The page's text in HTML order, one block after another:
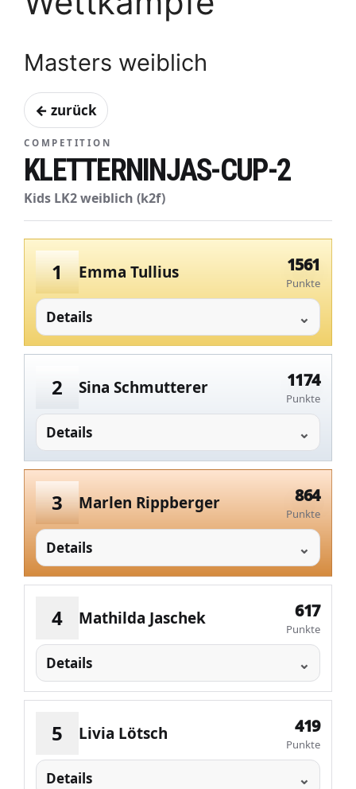
Masters weiblich
← zurück
COMPETITION
KLETTERNINJAS-CUP-2
Kids LK2 weiblich (k2f)
1 Emma Tullius 1561
Punkte
Details
2 Sina Schmutterer 1174
Punkte
Details
3 Marlen Rippberger 864
Punkte
Details
4 Mathilda Jaschek 617
Punkte
Details
5 Livia Lötsch 419
Punkte
Details